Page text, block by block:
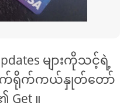
များကိုသင့်ရဲ့
က်ရိုက်ကယ်နှုတ်တော်
Get ။